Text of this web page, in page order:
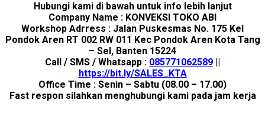
Hubungi kami di bawah untuk info lebih lanjut
Company Name : KONVEKSI TOKO ABI
Workshop Adrress : Jalan Puskesmas No. 175 Kel
Pondok Aren RT 002 RW 011 Kec Pondok Aren Kota Tang
– Sel, Banten 15224
Call / SMS / Whatsapp : 085771062589
https://bit.ly/SALES_KTA
Office Time : Senin – Sabtu (08.00 – 17.00)
Fast respon silahkan menghubungi kami pada jam kerja